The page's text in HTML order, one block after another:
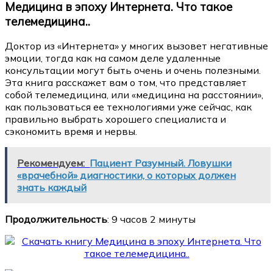
Медицина в эпоху Интернета. Что такое
телемедицина..
Доктор из «Интернета» у многих вызовет негативные
эмоции, тогда как на самом деле удаленные
консультации могут быть очень и очень полезными.
Эта книга расскажет вам о том, что представляет
собой телемедицина, или «медицина на расстоянии»,
как пользоваться ее технологиями уже сейчас, как
правильно выбрать хорошего специалиста и
сэкономить время и нервы.
Рекомендуем: Пациент Разумный. Ловушки
«врачебной» диагностики, о которых должен
знать каждый
Продолжительность: 9 часов 2 минуты